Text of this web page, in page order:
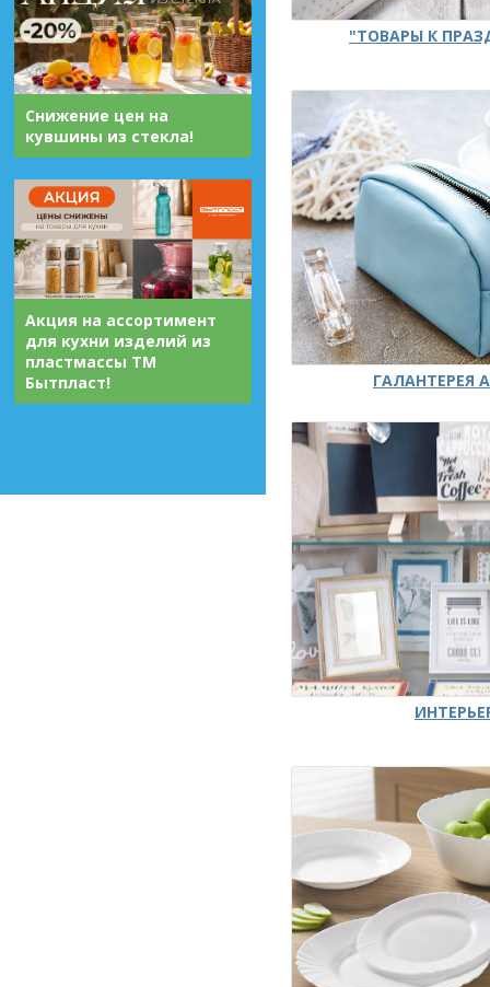
Снижение цен на
кувшины из стекла!
Акция на ассортимент
для кухни изделий из
пластмассы ТМ
Бытпласт!
"ТОВАРЫ К
ГАЛАНТЕРЕЯ